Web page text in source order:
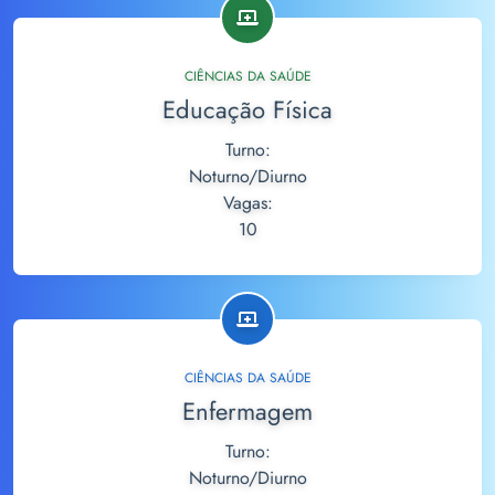
CIÊNCIAS DA SAÚDE
Educação Física
Turno:
Noturno/Diurno
Vagas:
10
CIÊNCIAS DA SAÚDE
Enfermagem
Turno:
Noturno/Diurno